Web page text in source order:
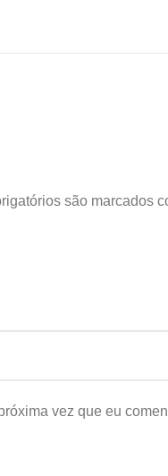
são marcados
vez que eu